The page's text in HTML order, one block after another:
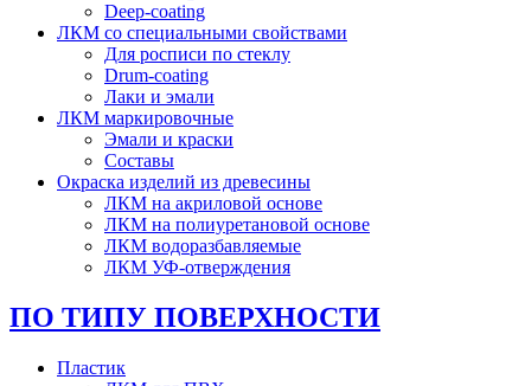
Deep-coating
ЛКМ со специальными свойствами
Для росписи по стеклу
Drum-coating
Лаки и эмали
ЛКМ маркировочные
Эмали и краски
Составы
Окраска изделий из древесины
ЛКМ на акриловой основе
ЛКМ на полиуретановой основе
ЛКМ водоразбавляемые
ЛКМ УФ-отверждения
ПО ТИПУ ПОВЕРХНОСТИ
Пластик